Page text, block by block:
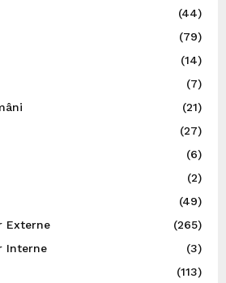
(44)
(79)
(14)
(7)
(21)
(27)
(6)
(2)
(49)
Externe
(265)
Interne
(3)
(113)